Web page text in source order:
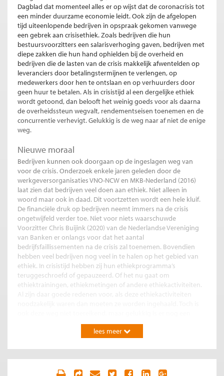
Dagblad dat momenteel alles er op wijst dat de coronacrisis tot
een minder duurzame economie leidt. Ook zijn de afgelopen
tijd uiteenlopende bedrijven in opspraak gekomen vanwege
een gebrek aan crisisethiek. Zoals bedrijven die hun
bestuursvoorzitters een salarisverhoging gaven, bedrijven met
diepe zakken die hun hand ophielden bij de overheid en
bedrijven die de lasten van de crisis makkelijk afwentelden op
leveranciers door betalingstermijnen te verlengen, op
medewerkers door hen te ontslaan en op verhuurders door
geen huur te betalen. Als in crisistijd al een dergelijke ethiek
wordt getoond, dan belooft het weinig goeds voor als daarna
de overheidssteun wegvalt, rendementseisen toenemen en de
concurrentie verhevigt. Gelukkig is de weg naar af niet de enige
weg.
Nieuwe moraal
Bedrijven kunnen ook doorgaan op de ingeslagen weg van
voor de crisis. Onderzoek enkele jaren geleden door de
werkgeversorganisaties VNO-NCW en MKB-Nederland (2016)
laat zien dat bedrijven veel doen aan ethiek. Niet alleen in
woord maar ook in daad. Dit voortzetten wordt een hele kluif.
De financiële druk op bedrijven neemt immers na de crisis
ongetwijfeld verder toe. Niet voor niets waarschuwde
Voorzitter Chris Buijink (2020) van de Nederlandse Vereniging
van Banken er onlangs voor dat het aantal
bedrijfsfaillissementen na de crisis zal toenemen. Bovendien
hebben veel bedrijven nog veel in te halen op het gebied van
ethiek. In crisistijd hebben zij hun ethiekprogramma’s
teruggeschroefd of gepauzeerd. Of het nu gaat om
ethiektrainingen, ethiekmetingen of andere ethiekactiviteiten.
Al zijn daar goede redenen voor, als deze ethiekactiviteiten
lees meer